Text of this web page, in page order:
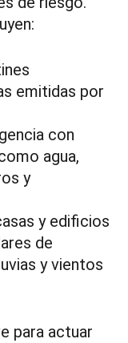
emitidas por
con
agua,
y
y edificios
de
y vientos
para actuar